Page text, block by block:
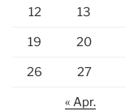
12 13
19 20
26 27
« Apr.